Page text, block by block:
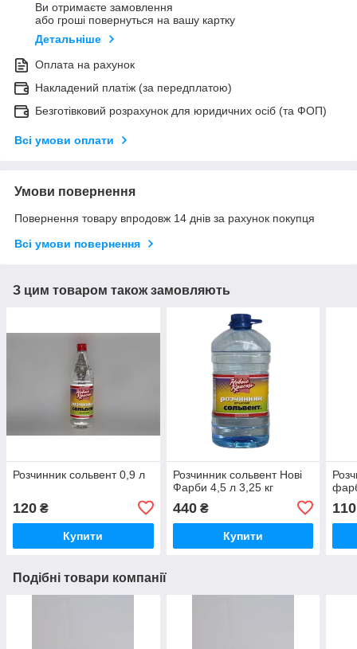
Ви отримаєте замовлення
або гроші повернуться на вашу картку
Детальніше
Оплата на рахунок
Накладений платіж (за передплатою)
Безготівковий розрахунок для юридичних осіб (та ФОП)
Всі умови оплати
Умови повернення
Повернення товару впродовж 14 днів за рахунок покупця
Всі умови повернення
З цим товаром також замовляють
Розчинник сольвент 0,9 л
120 ₴
Купити
Розчинник сольвент Нові
Фарби 4,5 л 3,25 кг
440₴
Купити
110
Подібні товари компанії